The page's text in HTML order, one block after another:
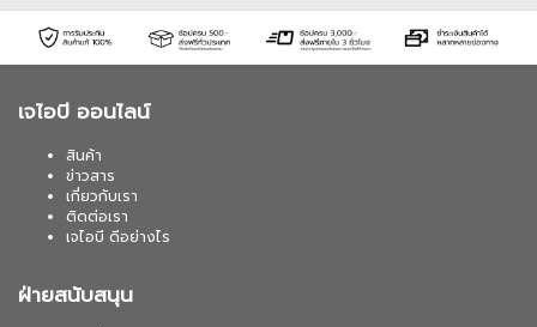
เจไอบี ออนไลน์
สินค้า
ข่าวสาร
เกี่ยวกับเรา
ติดต่อเรา
เจไอบี ดีอย่างไร
ฝ่ายสนับสนุน